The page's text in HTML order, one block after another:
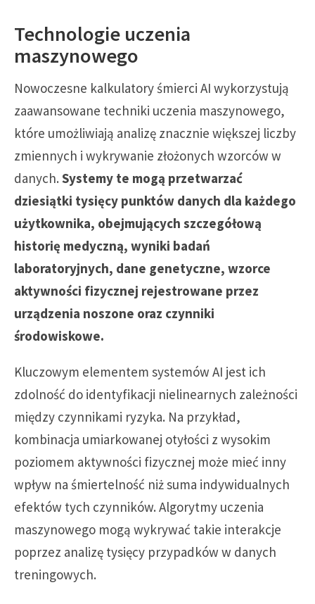
Technologie uczenia
maszynowego
Nowoczesne kalkulatory śmierci AI wykorzystują
zaawansowane techniki uczenia maszynowego,
które umożliwiają analizę znacznie większej liczby
zmiennych i wykrywanie złożonych wzorców w
danych. Systemy te mogą przetwarzać
dziesiątki tysięcy punktów danych dla każdego
użytkownika, obejmujących szczegółową
historię medyczną, wyniki badań
laboratoryjnych, dane genetyczne, wzorce
aktywności fizycznej rejestrowane przez
urządzenia noszone oraz czynniki
środowiskowe.
Kluczowym elementem systemów AI jest ich
zdolność do identyfikacji nielinearnych zależności
między czynnikami ryzyka. Na przykład,
kombinacja umiarkowanej otyłości z wysokim
poziomem aktywności fizycznej może mieć inny
wpływ na śmiertelność niż suma indywidualnych
efektów tych czynników. Algorytmy uczenia
maszynowego mogą wykrywać takie interakcje
poprzez analizę tysięcy przypadków w danych
treningowych.